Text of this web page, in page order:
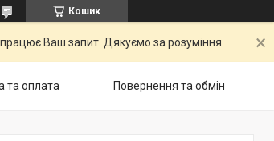
Кошик
Ваш запит. Дякуємо за розуміння.
та оплата Повернення та обмін